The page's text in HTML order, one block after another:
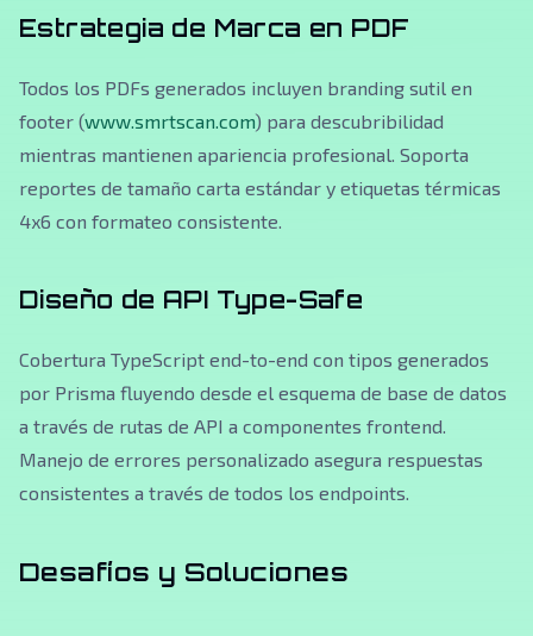
Estrategia de Marca en PDF
Todos los PDFs generados incluyen branding sutil en
footer (www.smrtscan.com) para descubribilidad
mientras mantienen apariencia profesional. Soporta
reportes de tamaño carta estándar y etiquetas térmicas
4x6 con formateo consistente.
Diseño de API Type-Safe
Cobertura TypeScript end-to-end con tipos generados
por Prisma fluyendo desde el esquema de base de datos
a través de rutas de API a componentes frontend.
Manejo de errores personalizado asegura respuestas
consistentes a través de todos los endpoints.
Desafíos y Soluciones